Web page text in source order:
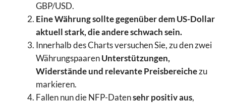
GBP/USD.
Eine Währung sollte gegenüber dem US-Dollar
aktuell stark, die andere schwach sein.
Innerhalb des Charts versuchen Sie, zu den zwei
WährungspaarenUnterstützungen,
Widerstände und relevante Preisbereichezu
markieren.
Fallen nun die NFP-Datensehr positiv aus,